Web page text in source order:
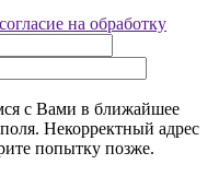
на обработку
с Вами в ближайшее
Некорректный адрес
попытку позже.